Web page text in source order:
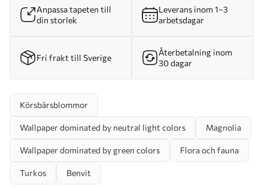
Anpassa tapeten till
din storlek
Leverans inom 1–3
arbetsdagar
Fri frakt till Sverige
Återbetalning inom
30 dagar
Körsbärsblommor
Wallpaper dominated by neutral light colors Magnolia
Wallpaper dominated by green colors Flora och fauna
Turkos Benvit